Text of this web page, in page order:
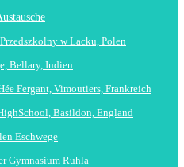
w Lacku, Polen
Bellary, Indien
Fergant, Vimoutiers, Frankreich
Basildon, England
Eschwege
Gymnasium Ruhla